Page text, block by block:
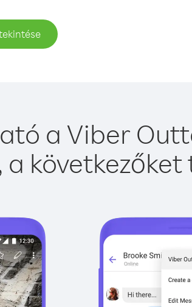
a Viber